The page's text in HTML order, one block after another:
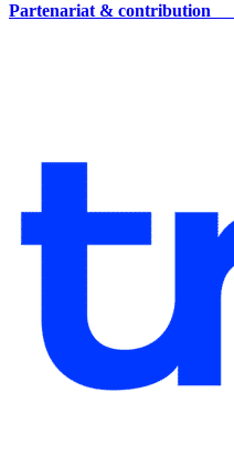
Partenariat & contribution